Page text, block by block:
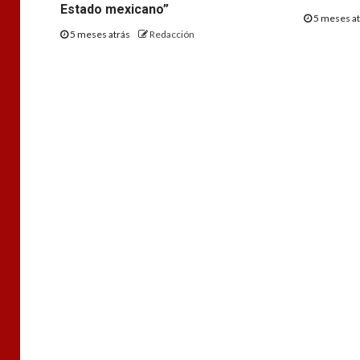
Estado mexicano”
5 meses atrás Redacción
5 meses